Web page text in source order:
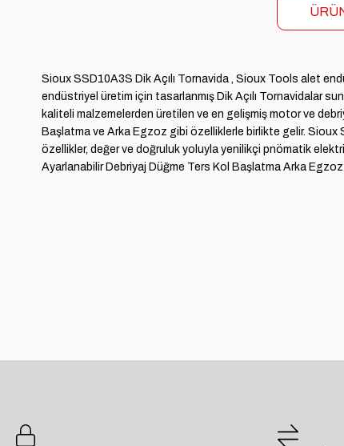
Sioux SSD10A3S Dik Açılı Tornavida , Sioux Tools alet
endüstriyel üretim için tasarlanmış Dik Açılı Tornavidalar
kaliteli malzemelerden üretilen ve en gelişmiş motor ve
Başlatma ve Arka Egzoz gibi özelliklerle birlikte gelir.
özellikler, değer ve doğruluk yoluyla yenilikçi pnömatik
Ayarlanabilir Debriyaj Düğme Ters Kol Başlatma Arka